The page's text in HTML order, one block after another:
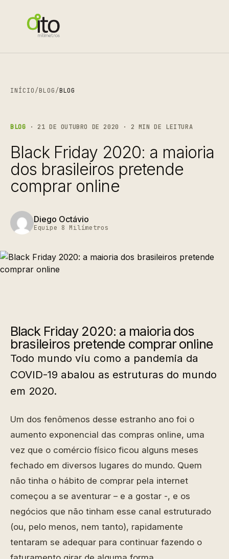
INÍCIO/BLOG/BLOG
BLOG · 21 DE OUTUBRO DE 2020 · 2 MIN DE LEITURA
Black Friday 2020: a maioria
dos brasileiros pretende
comprar online
Diego Octávio
Equipe 8 Milímetros
Black Friday 2020: a maioria dos
brasileiros pretende comprar online
Todo mundo viu como a pandemia da
COVID-19 abalou as estruturas do mundo
em 2020.
Um dos fenômenos desse estranho ano foi o
aumento exponencial das compras online, uma
vez que o comércio físico ficou alguns meses
fechado em diversos lugares do mundo. Quem
não tinha o hábito de comprar pela internet
começou a se aventurar – e a gostar -, e os
negócios que não tinham esse canal estruturado
(ou, pelo menos, nem tanto), rapidamente
tentaram se adequar para continuar fazendo o